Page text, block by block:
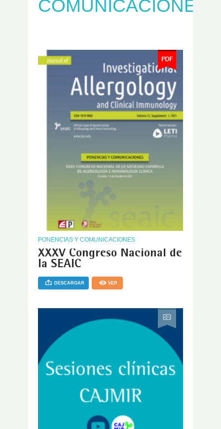
COMUNICACIONES
PONENCIAS Y COMUNICACIONES
XXXV Congreso Nacional de
la SEAIC
DESCARGAR VER